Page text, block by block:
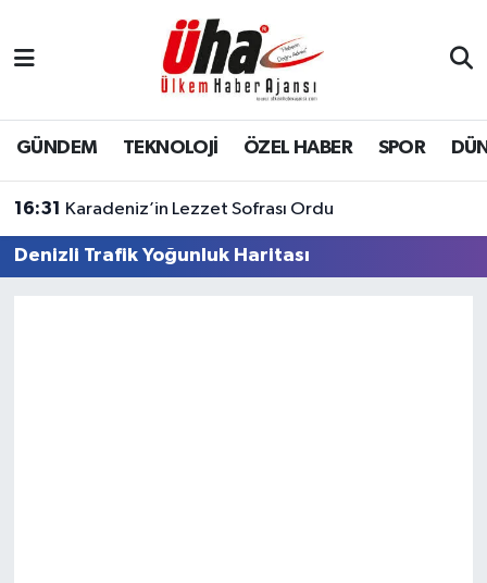
GÜNDEM TEKNOLOJİ ÖZEL HABER SPOR
16:31 Karadeniz’in Lezzet Sofrası Ordu
Denizli Trafik Yoğunluk Haritası
İstanbul Nöbetçi Eczaneler
İstanbul Hava Durumu
İstanbul Trafik Yoğunluk Haritası